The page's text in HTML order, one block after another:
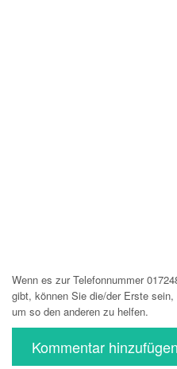
Wenn es zur Telefonnummer
gibt, können Sie die/der Erste sein,
um so den anderen zu helfen.
Kommentar hinzufügen